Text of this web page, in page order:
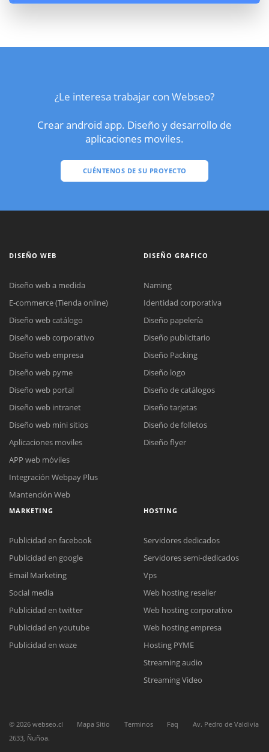
¿Le interesa trabajar con Webseo?
Crear android app. Diseño y desarrollo de
aplicaciones moviles.
CUÉNTENOS DE SU PROYECTO
Reunión online
Nuestros ejecutivos le enviarán un correo electrónico con el enlace a
Meet para la reunión online.
Cotización
Chat Online
Todos nuestros ejecutivos están fuera de línea. Complete el formulario
DISEÑO WEB
Diseño web a medida
E-commerce (Tienda online)
Diseño web catálogo
Diseño web corporativo
Diseño web empresa
Diseño web pyme
Diseño web portal
Diseño web intranet
Diseño web mini sitios
Aplicaciones moviles
APP web móviles
Integración Webpay Plus
Mantención Web
DISEÑO GRAFICO
Naming
Identidad corporativa
Diseño papelería
Diseño publicitario
Diseño Packing
Diseño logo
Diseño de catálogos
Diseño tarjetas
Diseño de folletos
Diseño flyer
MARKETING
Publicidad en facebook
Publicidad en google
Email Marketing
Social media
Publicidad en twitter
Publicidad en youtube
Publicidad en waze
HOSTING
Servidores dedicados
Servidores semi-dedicados
Vps
Web hosting reseller
Web hosting corporativo
Web hosting empresa
Hosting PYME
Streaming audio
Streaming Video
© 2026 webseo.cl Mapa Sitio Terminos Faq
Av. Pedro de Valdivia
2633, Ñuñoa.